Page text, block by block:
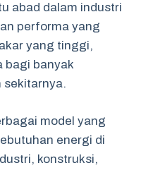
abad dalam industri
performa yang
yang tinggi,
bagi banyak
sekitarnya.
model yang
energi di
konstruksi,